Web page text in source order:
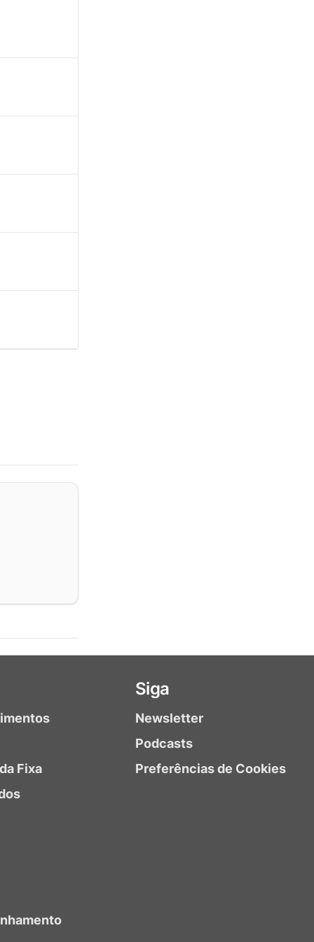
Fixa
Siga
Newsletter
Podcasts
Preferências de Cookies